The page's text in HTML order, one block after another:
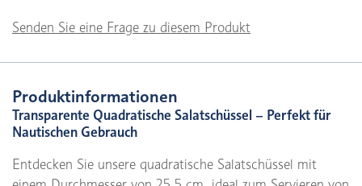
Senden Sie eine Frage zu diesem Produkt
Produktinformationen
Transparente Quadratische Salatschüssel – Perfekt für
Nautischen Gebrauch
Entdecken Sie unsere quadratische Salatschüssel mit